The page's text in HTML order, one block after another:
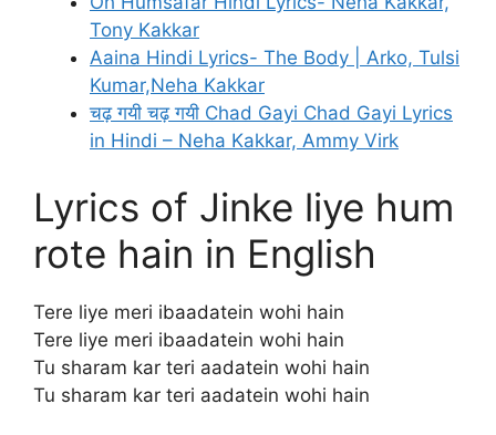
Tony Kakkar
Aaina Hindi Lyrics- The Body | Arko, Tulsi
Kumar,Neha Kakkar
चढ़ गयी चढ़ गयी Chad Gayi Chad Gayi Lyrics
in Hindi – Neha Kakkar, Ammy Virk
Lyrics of Jinke liye hum
rote hain in English
Tere liye meri ibaadatein wohi hain
Tere liye meri ibaadatein wohi hain
Tu sharam kar teri aadatein wohi hain
Tu sharam kar teri aadatein wohi hain